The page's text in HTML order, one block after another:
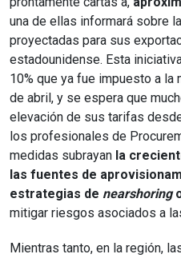
una de ellas informará sobre
proyectadas para sus
estadounidense. Esta
10% que ya fue impuesto a
de abril, y se espera que
elevación de sus tarifas
los profesionales de
medidas subrayan la
las fuentes de
estrategias de nearshoring
mitigar riesgos asociados a
Mientras tanto, en la región,